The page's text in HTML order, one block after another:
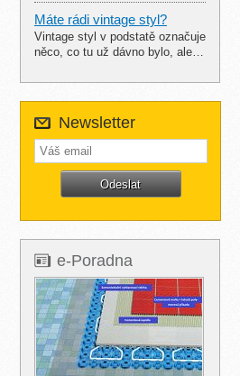
Máte rádi vintage styl?
Vintage styl v podstatě označuje
něco, co tu už dávno bylo, ale…
Newsletter
e-Poradna